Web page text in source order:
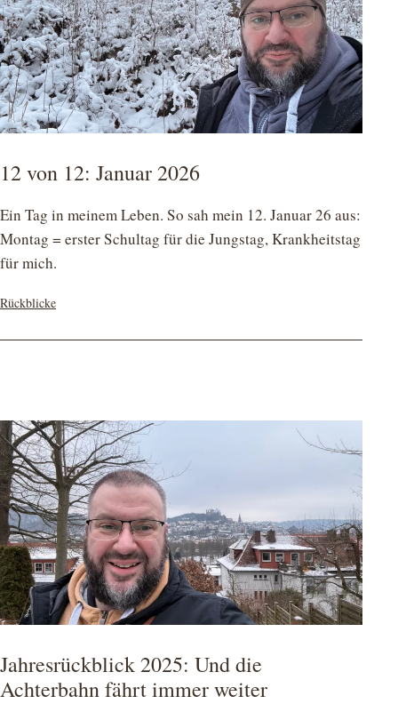
12 von 12: Januar 2026
Ein Tag in meinem Leben. So sah mein 12. Januar 26 aus:
Montag = erster Schultag für die Jungstag, Krankheitstag
für mich.
Kategorisiert
Rückblicke
Jahresrückblick 2025: Und die
Achterbahn fährt immer weiter